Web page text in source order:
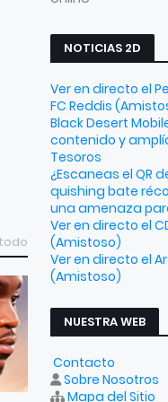
NOTICIAS 2D
Ver en directo el
FC Reddis
Black Desert
contenido y
Tesoros
¿Escaneas el QR
quishing bate
una amenaza
Ver en directo el
(Amistoso)
Ver en directo el
(Amistoso)
NUESTRA WEB
Contacto
Sobre Nosotros
Mapa del Sitio